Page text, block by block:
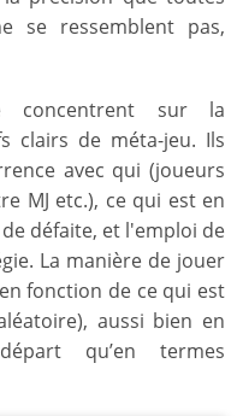
se ressemblent pas,
concentrent sur la
clairs de méta-jeu. Ils
avec qui (joueurs
MJ etc.), ce qui est en
défaite, et l'emploi de
La manière de jouer
fonction de ce qui est
aussi bien en
qu’en termes